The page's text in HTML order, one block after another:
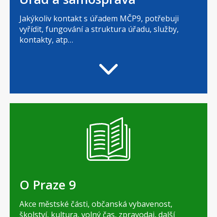
Jakýkoliv kontakt s úřadem MČP9, potřebuji
vyřídit, fungování a struktura úřadu, služby,
kontakty, atp…
O Praze 9
Akce městské části, občanská vybavenost,
školství, kultura, volný čas, zpravodaj, další